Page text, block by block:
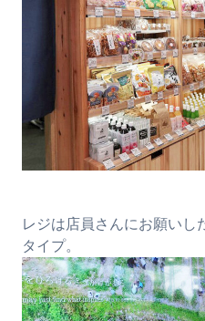
レジは店員さんにお願いし
タイプ。